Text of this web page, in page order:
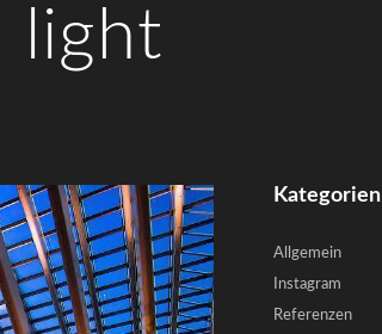
light
Kategorien
Allgemein
Instagram
Referenzen